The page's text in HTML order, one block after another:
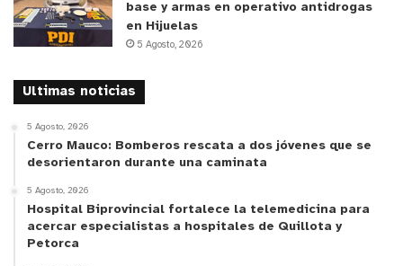
base y armas en operativo antidrogas
en Hijuelas
5 Agosto, 2026
Ultimas noticias
5 Agosto, 2026
Cerro Mauco: Bomberos rescata a dos jóvenes que se
desorientaron durante una caminata
5 Agosto, 2026
Hospital Biprovincial fortalece la telemedicina para
acercar especialistas a hospitales de Quillota y
Petorca